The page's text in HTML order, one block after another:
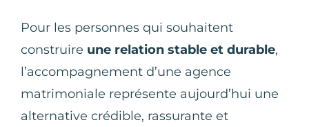
Pour les personnes qui souhaitent
construire une relation stable et durable,
l’accompagnement d’une agence
matrimoniale représente aujourd’hui une
alternative crédible, rassurante et